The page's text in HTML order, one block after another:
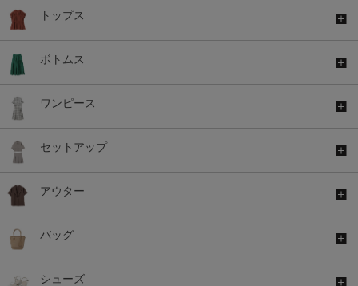
トップス
ボトムス
ワンピース
セットアップ
アウター
バッグ
シューズ